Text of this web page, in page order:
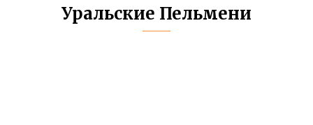
Уральские Пельмени